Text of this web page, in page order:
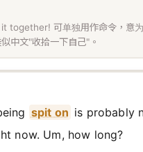
together! 可单独用作命令，意
中文"收拾一下自己"。
spit on is probably
now. Um, how long?